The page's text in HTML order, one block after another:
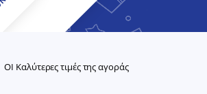
ΟΙ Καλύτερες τιμές της αγοράς